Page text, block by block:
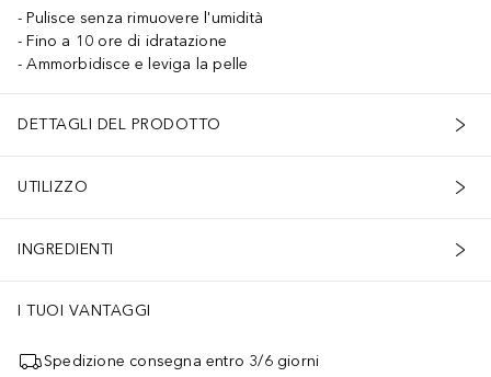
Pulisce senza rimuovere l'umidità
Fino a 10 ore di idratazione
Ammorbidisce e leviga la pelle
DETTAGLI DEL PRODOTTO
UTILIZZO
INGREDIENTI
I TUOI VANTAGGI
Spedizione consegna entro 3/6 giorni